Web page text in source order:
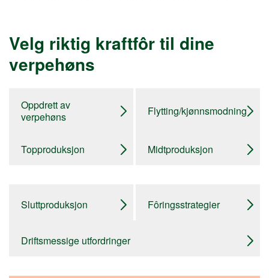
Velg riktig kraftfôr til dine
verpehøns
Oppdrett av
verpehøns
Flytting/kjønnsmodning
Topproduksjon Midtproduksjon
Sluttproduksjon Fôringsstrategier
Driftsmessige utfordringer